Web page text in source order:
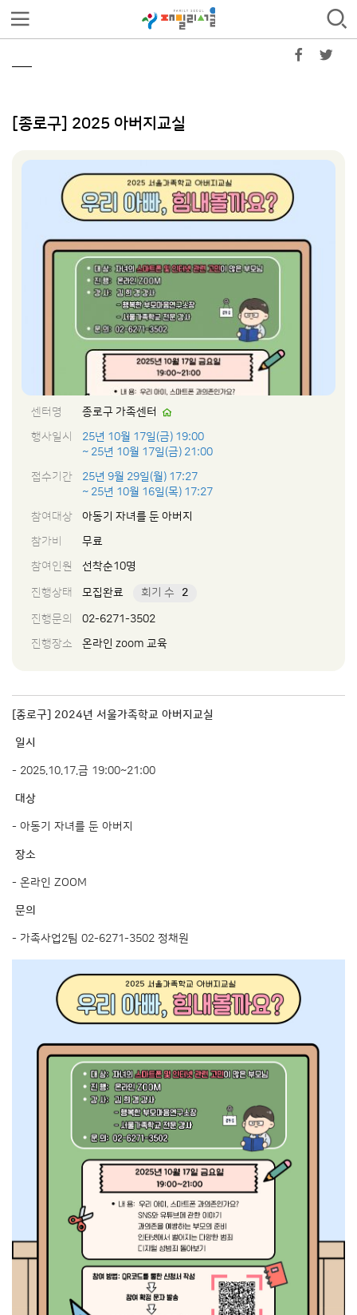
[종로구] 2025 아버지교실
센터명
종로구 가족센터
행사일시
25년 10월 17일(금) 19:00
~ 25년 10월 17일(금) 21:00
접수기간
25년 9월 29일(월) 17:27
~ 25년 10월 16일(목) 17:27
참여대상
아동기 자녀를 둔 아버지
참가비
무료
참여인원
선착순10명
진행상태 모집완료 회기 수 2
진행문의
02-6271-3502
진행장소
온라인 zoom 교육
[종로구] 2024년 서울가족학교 아버지교실
일시
- 2025.10.17.금 19:00~21:00
대상
- 아동기 자녀를 둔 아버지
장소
- 온라인 ZOOM
문의
- 가족사업2팀 02-6271-3502 정채원